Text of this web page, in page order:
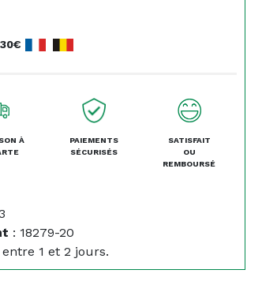
À
PAIEMENTS
SÉCURISÉS
SATISFAIT
OU
REMBOURSÉ
: 18279-20
1 et 2 jours.